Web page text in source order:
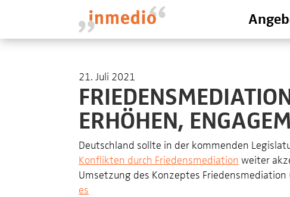
21. Juli 2021
ERHÖHEN,
Deutschland sollte in der kommenden
Konflikten durch Friedensmediation weiter
Umsetzung des Konzeptes
es